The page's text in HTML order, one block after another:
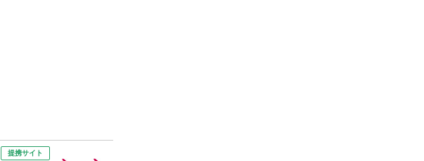
提携サイト